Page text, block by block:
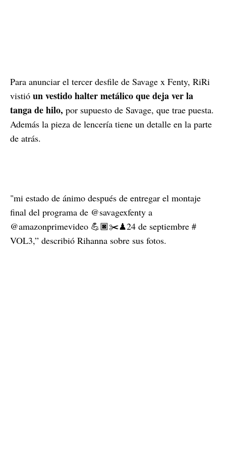
Para anunciar el tercer desfile de Savage x Fenty, RiRi
vistió un vestido halter metálico que deja ver la
tanga de hilo, por supuesto de Savage, que trae puesta.
Además la pieza de lencería tiene un detalle en la parte
de atrás.
"mi estado de ánimo después de entregar el montaje
final del programa de @savagexfenty a
@amazonprimevideo 💪🏿✂️♟24 de septiembre #
VOL3,” describió Rihanna sobre sus fotos.